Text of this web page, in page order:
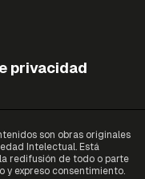
privacidad
son obras originales
Intelectual. Está
redifusión de todo o parte
y expreso consentimiento.